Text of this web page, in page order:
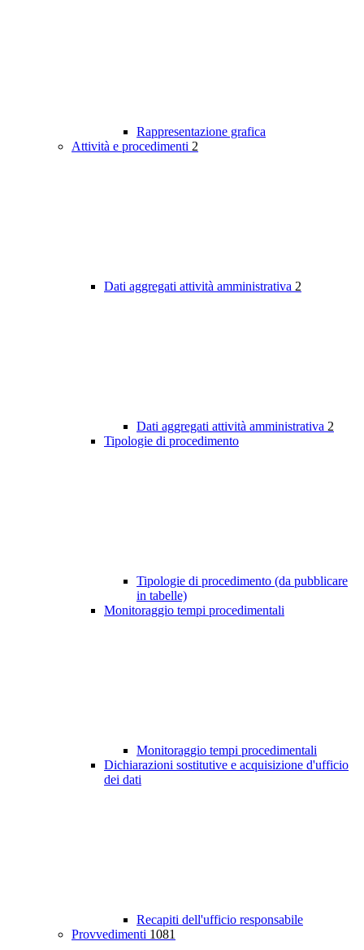
Rappresentazione grafica
Attività e procedimenti 2
Dati aggregati attività amministrativa 2
Dati aggregati attività amministrativa 2
Tipologie di procedimento
Tipologie di procedimento (da pubblicare
in tabelle)
Monitoraggio tempi procedimentali
Monitoraggio tempi procedimentali
Dichiarazioni sostitutive e acquisizione d'ufficio
dei dati
Recapiti dell'ufficio responsabile
Provvedimenti 1081